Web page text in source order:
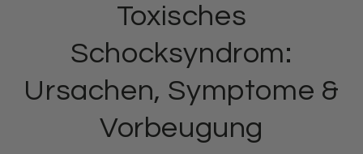
Toxisches
Schocksyndrom:
Ursachen, Symptome &
Vorbeugung